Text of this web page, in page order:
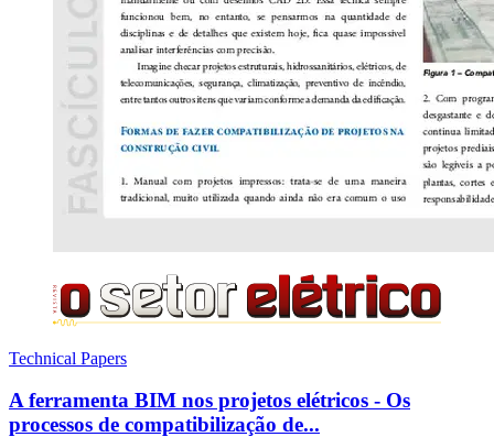
Technical Papers
A ferramenta BIM nos projetos elétricos - Os
processos de compatibilização de...